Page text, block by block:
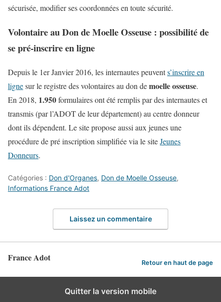
sécurisée, modifier ses coordonnées en toute sécurité.
Volontaire au Don de Moelle Osseuse : possibilité de
se pré-inscrire en ligne
Depuis le 1er Janvier 2016, les internautes peuvents’inscrire en
lignesur le registre des volontaires au don demoelle osseuse.
En 2018, 1.950formulaires ont été remplis par des internautes et
transmis (par l’ADOT de leur département) au centre donneur
dont ils dépendent. Le site propose aussi aux jeunes une
procédure de pré inscription simplifiée via le siteJeunes
Donneurs.
Catégories : Don d'Organes, Don de Moelle Osseuse,
Informations France Adot
Laissez un commentaire
France Adot Retour en haut de page
Quitter la version mobile